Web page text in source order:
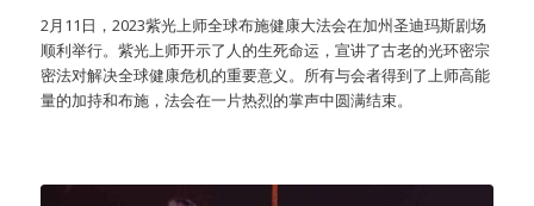
2月11日，2023紫光上师全球布施健康大法会在加州圣迪玛斯剧场
顺利举行。紫光上师开示了人的生死命运，宣讲了古老的光环密宗
密法对解决全球健康危机的重要意义。所有与会者得到了上师高能
量的加持和布施，法会在一片热烈的掌声中圆满结束。